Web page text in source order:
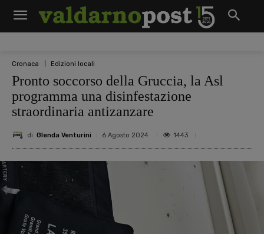
Cronaca Edizioni locali
Pronto soccorso della Gruccia, la Asl
programma una disinfestazione
straordinaria antizanzare
di Glenda Venturini 6 Agosto 2024 1443